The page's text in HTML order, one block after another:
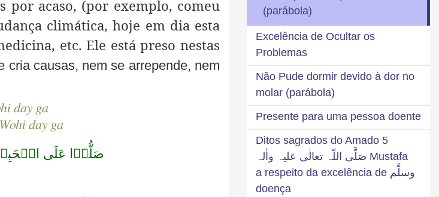
por acaso, (por exemplo, comeu
climática, hoje em dia esta
etc. Ele está preso nestas
cria causas, nem se arrepende, nem
day ga
day ga
صَلُّوۡا عَلَى
(parábola)
Excelência de Ocultar os
Problemas
Não Pude dormir devido à dor no
molar (parábola)
Presente para uma pessoa doente
5 Ditos sagrados do Amado
Mustafa صَلَّی اللّٰہ تعالٰی علیہ واٰلہ
وسلَّم a respeito da excelência de
doença